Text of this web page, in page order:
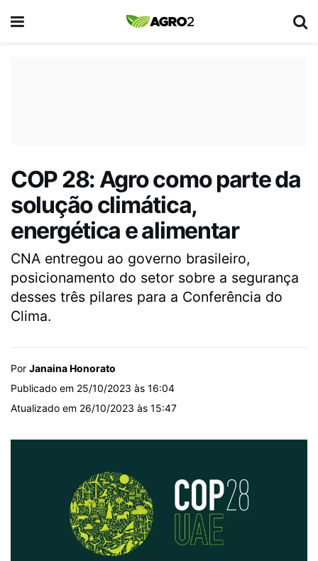
COP 28: Agro como parte da
solução climática,
energética e alimentar
CNA entregou ao governo brasileiro,
posicionamento do setor sobre a segurança
desses três pilares para a Conferência do
Clima.
Por Janaina Honorato
Publicado em 25/10/2023 às 16:04
Atualizado em 26/10/2023 às 15:47